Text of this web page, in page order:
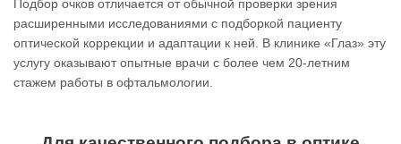
Подбор очков отличается от обычной проверки зрения
расширенными исследованиями с подборкой пациенту
оптической коррекции и адаптации к ней. В клинике «Глаз» эту
услугу оказывают опытные врачи с более чем 20-летним
стажем работы в офтальмологии.